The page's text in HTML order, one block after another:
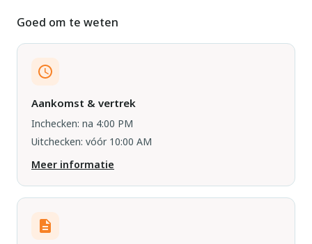
Goed om te weten
Aankomst & vertrek
Inchecken: na 4:00 PM
Uitchecken: vóór 10:00 AM
Meer informatie